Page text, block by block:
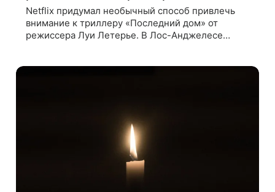
Netflix придумал необычный способ привлечь
внимание к триллеру «Последний дом» от
режиссера Луи Летерье. В Лос-Анджелесе